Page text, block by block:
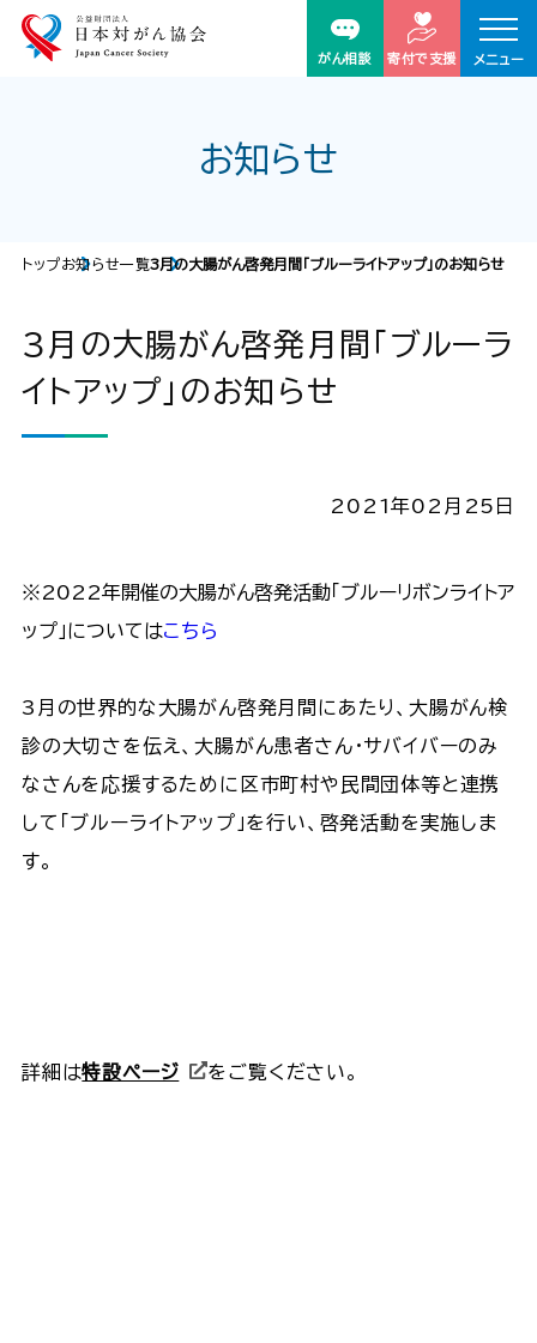
がん相談 寄付で支援 メニュー
お知らせ
トップお知らせ一覧3月の大腸がん啓発月間「ブルーライトアップ」のお知らせ
3月の大腸がん啓発月間「ブルーラ
イトアップ」のお知らせ
2021年02月25日
※2022年開催の大腸がん啓発活動「ブルーリボンライトア
ップ」についてはこちら
3月の世界的な大腸がん啓発月間にあたり、大腸がん検
診の大切さを伝え、大腸がん患者さん・サバイバーのみ
なさんを応援するために区市町村や民間団体等と連携
して「ブルーライトアップ」を行い、啓発活動を実施しま
す。
詳細は特設ページ をご覧ください。